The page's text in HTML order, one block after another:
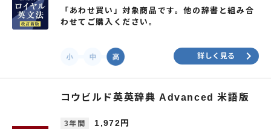
「あわせ買い」対象商品です。他の辞書と組み合
わせてご購入ください。
詳しく見る keyboard_arrow_right
コウビルド英英辞典 Advanced 米語版
3年間 1,972円